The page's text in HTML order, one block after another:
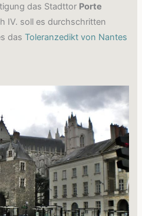
das Stadttor Porte
IV. soll es durchschritten
dasToleranzedikt von Nantes